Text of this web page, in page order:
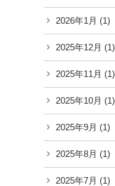
2026年1月 (1)
2025年12月 (1)
2025年11月 (1)
2025年10月 (1)
2025年9月 (1)
2025年8月 (1)
2025年7月 (1)